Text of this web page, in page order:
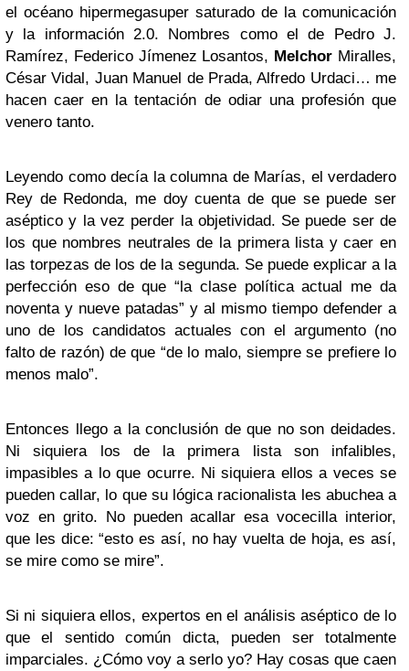
el océano hipermegasuper saturado de la comunicación
y la información 2.0. Nombres como el de Pedro J.
Ramírez, Federico Jímenez Losantos, Melchor Miralles,
César Vidal, Juan Manuel de Prada, Alfredo Urdaci… me
hacen caer en la tentación de odiar una profesión que
venero tanto.
Leyendo como decía la columna de Marías, el verdadero
Rey de Redonda, me doy cuenta de que se puede ser
aséptico y la vez perder la objetividad. Se puede ser de
los que nombres neutrales de la primera lista y caer en
las torpezas de los de la segunda. Se puede explicar a la
perfección eso de que “la clase política actual me da
noventa y nueve patadas” y al mismo tiempo defender a
uno de los candidatos actuales con el argumento (no
falto de razón) de que “de lo malo, siempre se prefiere lo
menos malo”.
Entonces llego a la conclusión de que no son deidades.
Ni siquiera los de la primera lista son infalibles,
impasibles a lo que ocurre. Ni siquiera ellos a veces se
pueden callar, lo que su lógica racionalista les abuchea a
voz en grito. No pueden acallar esa vocecilla interior,
que les dice: “esto es así, no hay vuelta de hoja, es así,
se mire como se mire”.
Si ni siquiera ellos, expertos en el análisis aséptico de lo
que el sentido común dicta, pueden ser totalmente
imparciales. ¿Cómo voy a serlo yo? Hay cosas que caen